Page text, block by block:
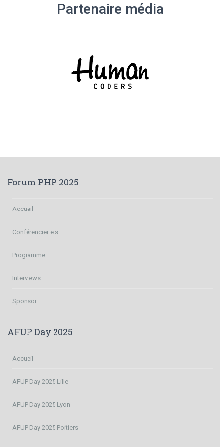
Partenaire média
Forum PHP 2025
Accueil
Conférencier·e·s
Programme
Interviews
Sponsor
AFUP Day 2025
Accueil
AFUP Day 2025 Lille
AFUP Day 2025 Lyon
AFUP Day 2025 Poitiers